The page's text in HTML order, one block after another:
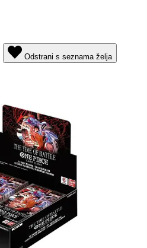
Odstrani s seznama želja